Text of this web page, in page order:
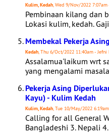
Kulim, Kedah, Wed 9/Nov/2022 7:07am
Pembinaan kilang dan
Lokasi kulim, kedah.
Membekal Pekerja
Kedah, Thu 6/Oct/2022 11:40am - Jefni
Assalamua'laikum wrt
yang mengalami
Pekerja Asing
Kayu) - Kulim Kedah
Kulim, Kedah, Tue 10/May/2022
Calling for all General
Bangladeshi 3. Nepali